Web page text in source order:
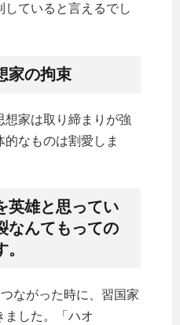
していると言えるでし
家の拘束
想家は取り締まりが強
なものは割愛しま
英雄と思ってい
なんてもっての
ながった時に、習国家
ました。「ハオ